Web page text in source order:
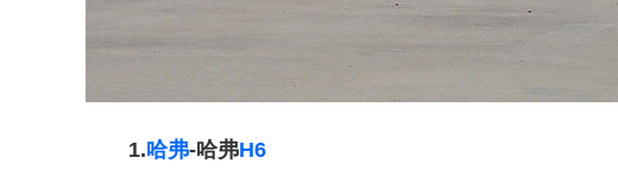
1.哈弗-哈弗H6